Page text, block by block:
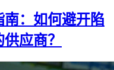
南：如何避开陷
应商？